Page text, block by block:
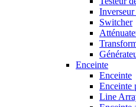
Inverseur
Switcher
Enceinte
Enceinte
Enceinte
Line